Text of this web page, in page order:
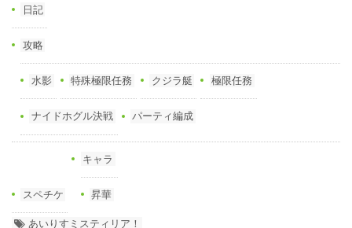
日記
攻略
水影 特殊極限任務 クジラ艇 極限任務
ナイドホグル決戦 パーティ編成
スペチケ
キャラ
昇華
あいりすミスティリア！